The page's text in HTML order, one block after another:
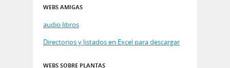
WEBS AMIGAS
audio libros
Directorios y listados en Excel para descargar
WEBS SOBRE PLANTAS